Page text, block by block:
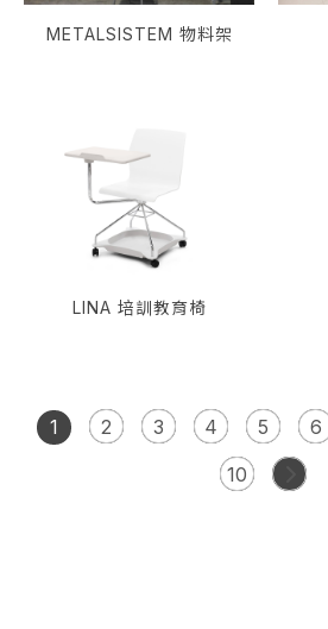
METALSISTEM 物料架
LINA 培訓教育椅
1 2 3 4 5 6
10